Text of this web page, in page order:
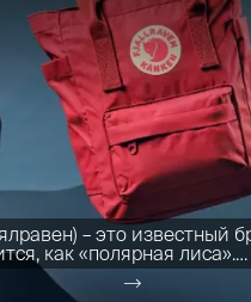
– это известный
как «полярная лиса».…